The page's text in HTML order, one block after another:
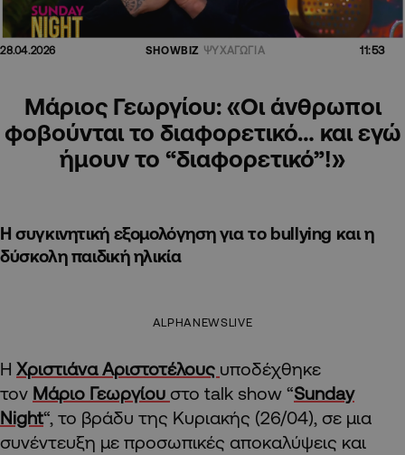
28.04.2026 SHOWBIZ ΨΥΧΑΓΩΓΙΑ 11:53
Μάριος Γεωργίου: «Οι άνθρωποι
φοβούνται το διαφορετικό… και εγώ
ήμουν το “διαφορετικό”!»
Η συγκινητική εξομολόγηση για το bullying και η
δύσκολη παιδική ηλικία
ALPHANEWSLIVE
Η Χριστιάνα Αριστοτέλους υποδέχθηκε
τον Μάριο Γεωργίου στο talk show “Sunday
Night“, το βράδυ της Κυριακής (26/04), σε μια
συνέντευξη με προσωπικές αποκαλύψεις και